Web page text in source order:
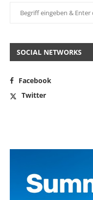
SOCIAL NETWORKS
Facebook
Twitter